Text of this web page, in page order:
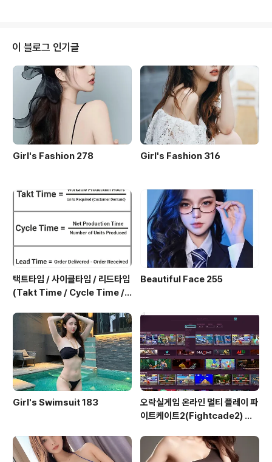
키자, 신선들은 화담과 함께 천관대사를 찾아간다. 그러나
천관대사는 누군가에게 살해당하고 피리 반쪽이 사라졌다!
범인으로 몰린 전우치는 자신의 개 초랭이(유해진)와 함께
그림족자에 봉인된다. 요괴 잡는 도사도 어느덧 전설이 된
2009년 서울. 어찌된 일인지 과거 봉인된 요괴들이 하나
둘 다시 나타나 세..
이 블로그 인기글
Girl's Fashion 278 Girl's Fashion 316
택트타임 / 사이클타임 / 리드타임
(Takt Time / Cycle Time / L
Beautiful Face 255
Girl's Swimsuit 183
오락실게임 온라인 멀티 플레이 파
이트케이트2(Fightcade2) 설